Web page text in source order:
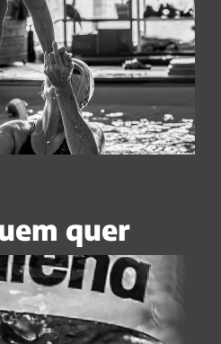
quer